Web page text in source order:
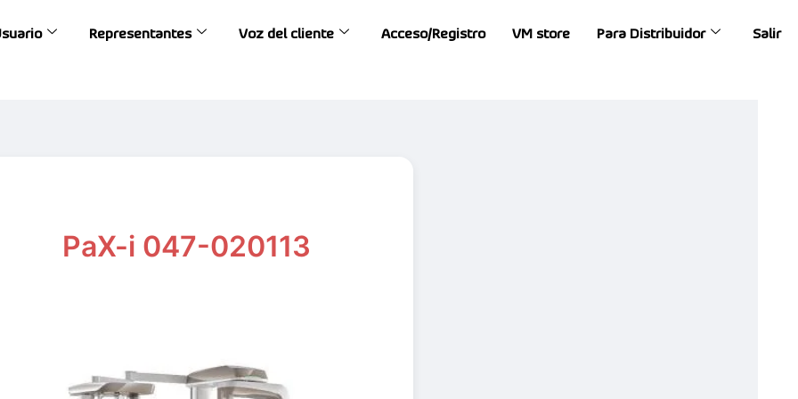
Representantes Voz del cliente Acceso/Registro VM store Para Distribuidor Salir
PaX-i 047-020113